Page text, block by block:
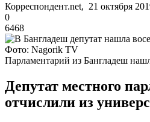
Корреспондент.net, 21 октября
0
6468
Фото: Nagorik TV
Парламентарий из Бангладеш
Депутат местного
отчислили из